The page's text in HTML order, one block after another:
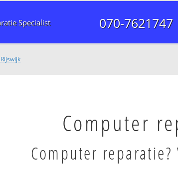
Specialist 070-7621747
Computer
Computer